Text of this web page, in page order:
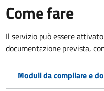
Come fare
Il servizio può essere
documentazione prevista,
Moduli da compilare e